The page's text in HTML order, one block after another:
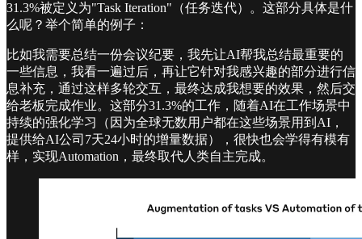
31.3%被定义为"Task Iteration"（任务迭代）。这部分具体是什
么呢？举个简单的例子：
比如我需要总结一份会议纪要，我先让AI帮我总结最重要的
一些信息，我看一遍过后，再让它针对我感兴趣的部分进行信
息补充，通过这样多轮交互，最终达成我想要的效果，然后交
给老板完成作业。这部分31.3%的工作，随着AI在工作场景中
持续的强化学习（因为全球无数用户都在这些场景用到AI，
提供给AI公司7天24小时的增量数据），很快也会学得有模有
样，实现Automation，最终取代人类自主完成。